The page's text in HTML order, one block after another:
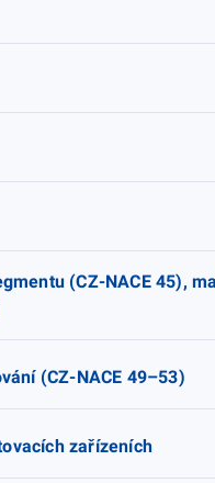
(CZ-NACE 45),
(CZ-NACE 49–53)
zařízeních